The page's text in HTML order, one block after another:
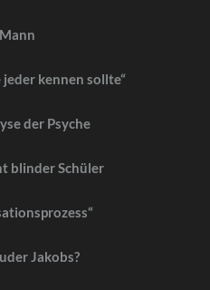
kennen sollte“
der Psyche
blinder Schüler
Jakobs?